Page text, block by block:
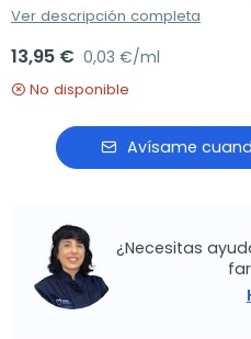
Ver descripción completa
13,95 € 0,03 €/ml
No disponible
Avísame
¿Necesitas